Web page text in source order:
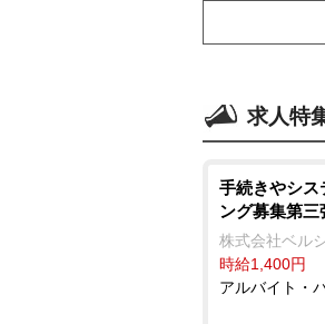
求人特
手続きやシス
ング募集第
株式会社ベル
時給1,400円
アルバイト・